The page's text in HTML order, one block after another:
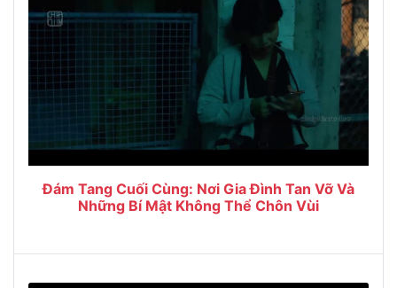
Đám Tang Cuối Cùng: Nơi Gia Đình Tan Vỡ Và
Những Bí Mật Không Thể Chôn Vùi